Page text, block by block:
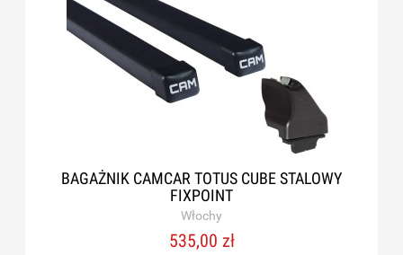
BAGAŻNIK CAMCAR TOTUS CUBE STALOWY
FIXPOINT
Włochy
535,00 zł